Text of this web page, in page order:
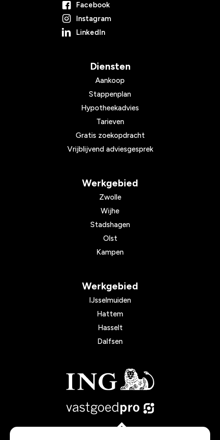
Facebook
Instagram
LinkedIn
Diensten
Aankoop
Stappenplan
Hypotheekadvies
Tarieven
Gratis zoekopdracht
Vrijblijvend adviesgesprek
Werkgebied
Zwolle
Wijhe
Stadshagen
Olst
Kampen
Werkgebied
IJsselmuiden
Hattem
Hasselt
Dalfsen